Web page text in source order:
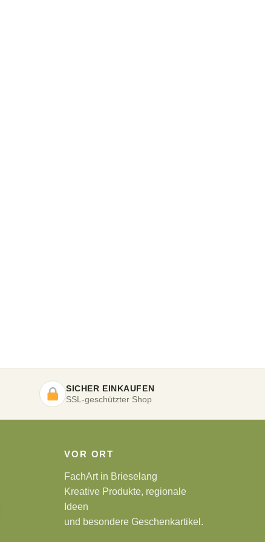
SICHER EINKAUFEN
SSL-geschützter Shop
VOR ORT
FachArt in Brieselang
Kreative Produkte, regionale
Ideen
und besondere Geschenkartikel.